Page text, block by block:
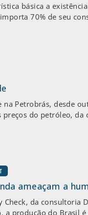
básica a
70% de seu
Petrobrás, desde
do petróleo,
ameaçam a
Check, da consultoria
a produção do Brasil